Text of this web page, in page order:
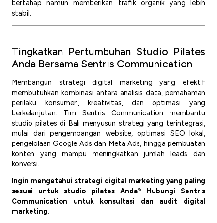
bertahap namun memberikan trafik organik yang lebih
stabil.
Tingkatkan Pertumbuhan Studio Pilates
Anda Bersama Sentris Communication
Membangun strategi digital marketing yang efektif
membutuhkan kombinasi antara analisis data, pemahaman
perilaku konsumen, kreativitas, dan optimasi yang
berkelanjutan. Tim Sentris Communication membantu
studio pilates di Bali menyusun strategi yang terintegrasi,
mulai dari pengembangan website, optimasi SEO lokal,
pengelolaan Google Ads dan Meta Ads, hingga pembuatan
konten yang mampu meningkatkan jumlah leads dan
konversi.
Ingin mengetahui strategi digital marketing yang paling
sesuai untuk studio pilates Anda? Hubungi Sentris
Communication untuk konsultasi dan audit digital
marketing.